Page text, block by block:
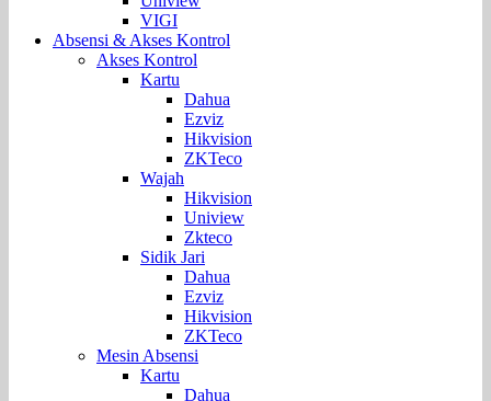
VIGI
Absensi & Akses Kontrol
Akses Kontrol
Kartu
Dahua
Ezviz
Hikvision
ZKTeco
Wajah
Hikvision
Uniview
Zkteco
Sidik Jari
Dahua
Ezviz
Hikvision
ZKTeco
Mesin Absensi
Kartu
Dahua